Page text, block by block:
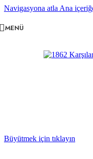
Navigasyona atla Ana
MENÜ
Büyütmek için tıklayın